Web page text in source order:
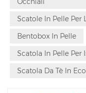
Scatole In Pelle Per
Bentobox In Pelle
Scatola In Pelle Per
Scatola Da Tè In